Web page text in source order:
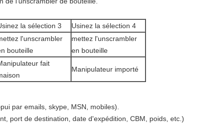
la sélection 3
Usinez la sélection 4
l'unscrambler
bouteille
mettez l'unscrambler
en bouteille
fait
Manipulateur importé
par emails, skype, MSN, mobiles).
port de destination, date d'expédition, CBM, poids, etc.)